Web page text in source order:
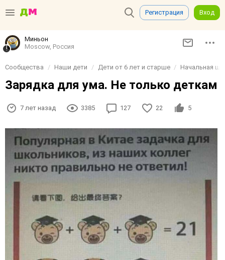
Регистрация Вход
Миньон
Moscow, Россия
Сообщества Наши дети Дети от 6 лет и старше Начальная
Зарядка для ума. Не только деткам
7 лет назад 3385 127 22 5